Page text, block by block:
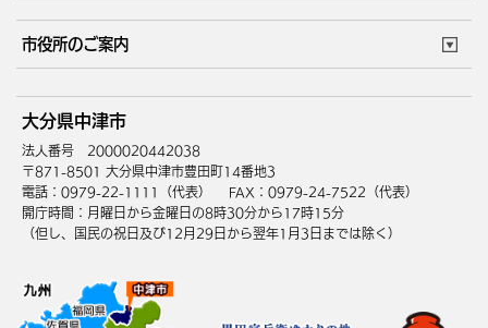
住まい・引越 ごみ・環境
健康・医療 障がい・福祉
高齢・介護
サイトマップ
市役所のご案内
庁舎地図 組織案内
中津市へのアクセス
大分県中津市
法人番号 2000020442038
〒871-8501 大分県中津市豊田町14番地3
電話：0979-22-1111（代表）
FAX：0979-24-7522（代表）
開庁時間：月曜日から金曜日の8時30分から17時15分
（但し、国民の祝日及び12月29日から翌年1月3日までは除く）